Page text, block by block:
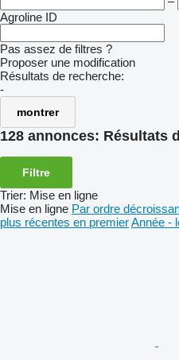
Agroline ID
Pas assez de filtres ?
Proposer une modification
Résultats de recherche:
-
montrer
128 annonces: Résultats
Filtre
Trier: Mise en ligne
Mise en ligne Par ordre
plus récentes en premierAnnée -